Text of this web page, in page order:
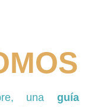
unaguía